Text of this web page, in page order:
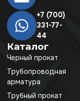
+7 (700)
331-77-
44
Каталог
Черный прокат
Трубопроводная
арматура
Трубный прокат